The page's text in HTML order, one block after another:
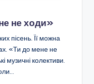
не ходи»
пісень. Її можна
«Ти до мене не
музичні колективи.